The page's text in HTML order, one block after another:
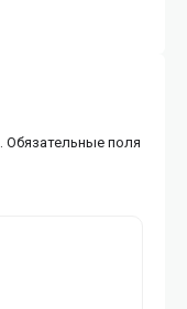
Обязательные поля